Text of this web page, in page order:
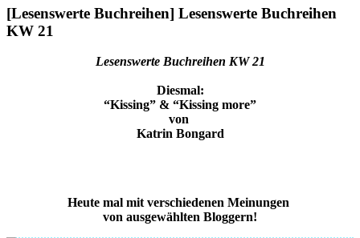
[Lesenswerte Buchreihen] Lesenswerte Buchreihen
KW 21
Lesenswerte Buchreihen KW 21
Diesmal:
“Kissing” & “Kissing more”
von
Katrin Bongard
Heute mal mit verschiedenen Meinungen
von ausgewählten Bloggern!